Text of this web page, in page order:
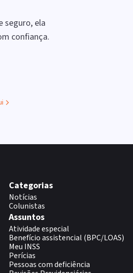
seguro, ela
confiança.
Categorias
Notícias
Colunistas
Assuntos
Atividade especial
Benefício assistencial (BPC/LOAS)
Meu INSS
Perícias
Pessoas com deficiência